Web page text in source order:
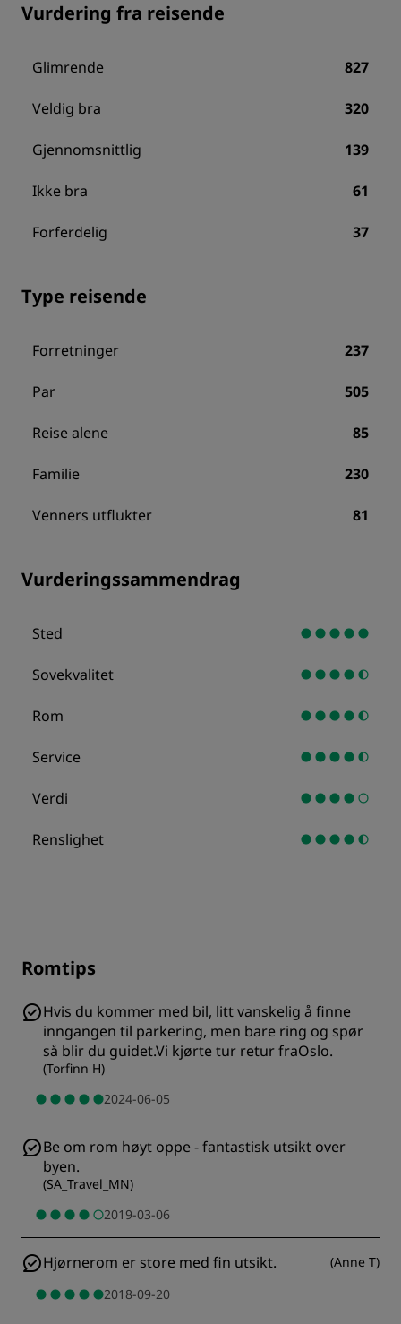
Vurdering fra reisende
Glimrende 827
Veldig bra 320
Gjennomsnittlig 139
Ikke bra 61
Forferdelig 37
Type reisende
Forretninger 237
Par 505
Reise alene 85
Familie 230
Venners utflukter 81
Vurderingssammendrag
Sted
Sovekvalitet
Rom
Service
Verdi
Renslighet
Romtips
Hvis du kommer med bil, litt vanskelig å finne
inngangen til parkering, men bare ring og spør
så blir du guidet.Vi kjørte tur retur fraOslo.
(Torfinn H)
2024-06-05
Be om rom høyt oppe - fantastisk utsikt over
byen.
(SA_Travel_MN)
2019-03-06
Hjørnerom er store med fin utsikt. (Anne T)
2018-09-20